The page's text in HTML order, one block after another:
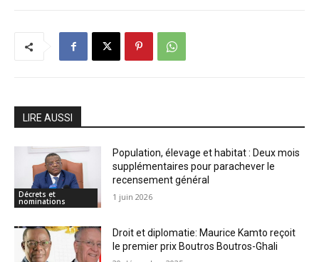
LIRE AUSSI
Décrets et
nominations
Population, élevage et habitat : Deux mois
supplémentaires pour parachever le
recensement général
1 juin 2026
Droit et diplomatie: Maurice Kamto reçoit
le premier prix Boutros Boutros-Ghali